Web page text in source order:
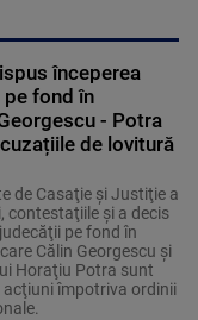
începerea
fond în
- Potra
de lovitură
de Casaţie şi Justiţie a
contestaţiile şi a decis
pe fond în
Călin Georgescu şi
Horaţiu Potra sunt
acţiuni împotriva ordinii